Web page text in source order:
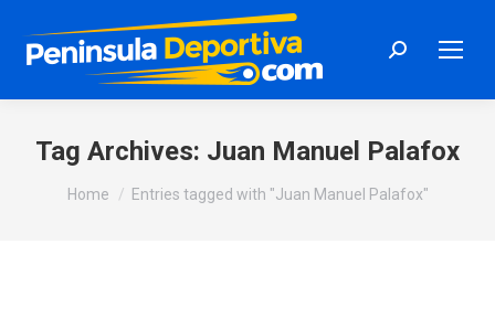
Search:
Tag Archives: Juan Manuel Palafox
You are here:
Home Entries tagged with "Juan Manuel Palafox"